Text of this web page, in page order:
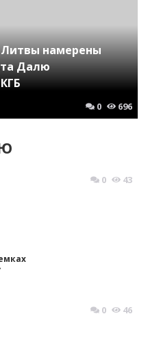
Литвы намерены
Далю
0 696
0 43
0 46